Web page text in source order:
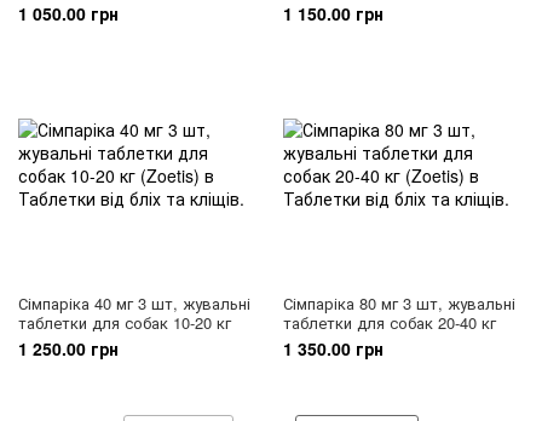
1 050.00 грн 1 150.00 грн
Сімпаріка 40 мг 3 шт, жувальні
таблетки для собак 10-20 кг
1 250.00 грн
Сімпаріка 80 мг 3 шт, жувальні
таблетки для собак 20-40 кг
1 350.00 грн